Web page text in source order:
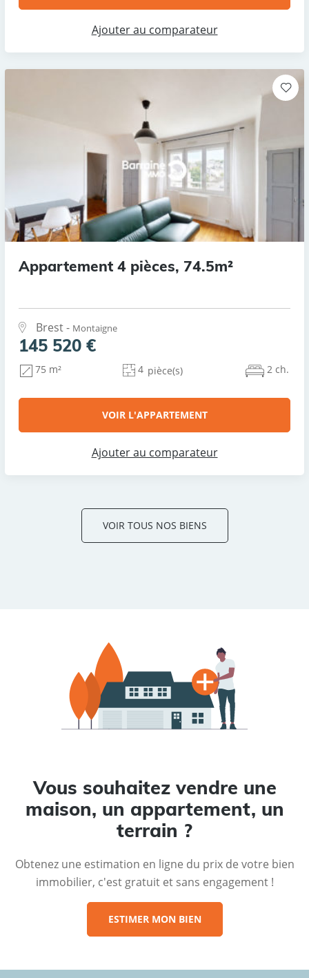
Ajouter au comparateur
Appartement 4 pièces, 74.5m²
Brest - Montaigne
145 520 €
75 m² 4 pièce(s) 2 ch.
VOIR L'APPARTEMENT
Ajouter au comparateur
VOIR TOUS NOS BIENS
Vous souhaitez vendre une
maison, un appartement, un
terrain ?
Obtenez une estimation en ligne du prix de votre bien
immobilier, c'est gratuit et sans engagement !
ESTIMER MON BIEN